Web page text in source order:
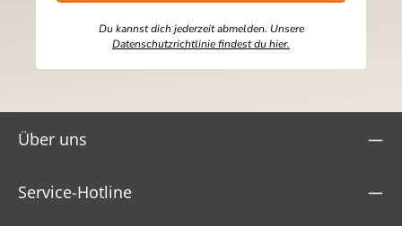
Du kannst dich jederzeit abmelden. Unsere
Datenschutzrichtlinie findest du hier.
Über uns
Service-Hotline